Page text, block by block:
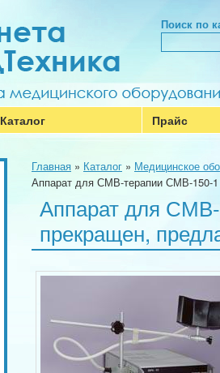
Поиск по
Каталог Прайс
Главная » Каталог » Медицинское
Аппарат для СМВ-терапии СМВ-150-1
Аппарат для
прекращен,